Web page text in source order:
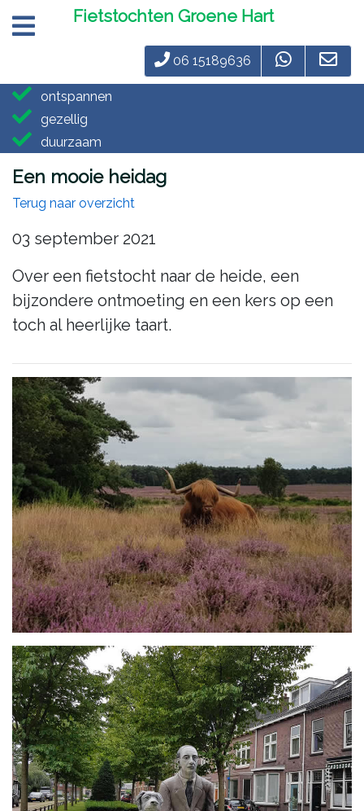
Fietstochten Groene Hart
06 15189636
ontspannen
gezellig
duurzaam
Een mooie heidag
Terug naar overzicht
03 september 2021
Over een fietstocht naar de heide, een
bijzondere ontmoeting en een kers op een
toch al heerlijke taart.